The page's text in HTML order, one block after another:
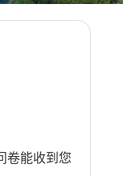
卷能收到您